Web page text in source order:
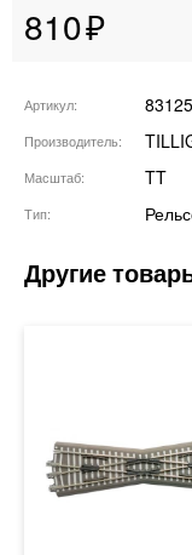
810
Артикул 83125
Производитель
Масштаб TT
Тип